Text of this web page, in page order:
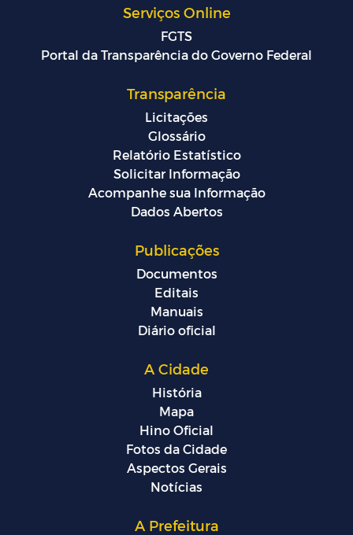
Serviços Online
FGTS
Portal da Transparência do Governo Federal
Transparência
Licitações
Glossário
Relatório Estatístico
Solicitar Informação
Acompanhe sua Informação
Dados Abertos
Publicações
Documentos
Editais
Manuais
Diário oficial
A Cidade
História
Mapa
Hino Oficial
Fotos da Cidade
Aspectos Gerais
Notícias
A Prefeitura